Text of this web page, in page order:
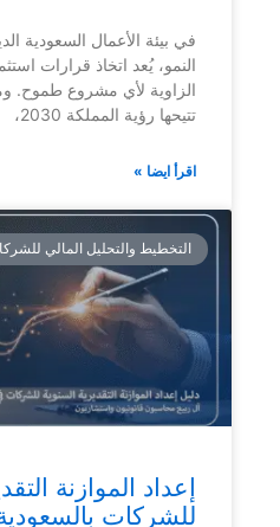
في بيئة الأعمال السعودية
النمو، يُعد اتخاذ قرارات
الزاوية لأي مشروع طموح.
تتيحها رؤية المملكة 2030،
اقرأ ايضا »
التخطيط والتحليل المالي
إعداد الموازنة
للشركات